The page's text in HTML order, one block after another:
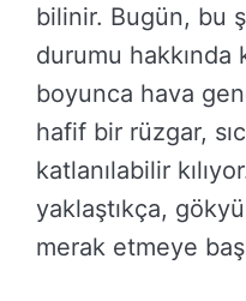
bilinir. Bugün, bu
durumu hakkında
boyunca hava
hafif bir rüzgar,
katlanılabilir
yaklaştıkça,
merak etmeye